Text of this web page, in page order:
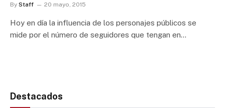
By Staff 20 mayo, 2015
Hoy en día la influencia de los personajes públicos se
mide por el número de seguidores que tengan en…
Destacados